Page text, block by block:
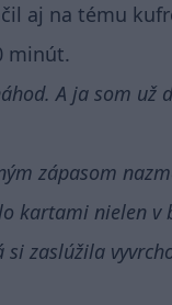
aj na tému
minút.
A ja som
zápasom
kartami nielen v
zaslúžila